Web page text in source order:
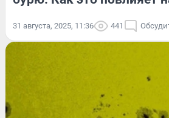
31 августа, 2025, 11:36 441